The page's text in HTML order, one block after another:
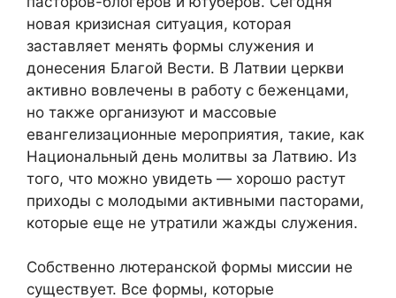
новая кризисная ситуация, которая
заставляет менять формы служения и
донесения Благой Вести. В Латвии церкви
активно вовлечены в работу с беженцами,
но также организуют и массовые
евангелизационные мероприятия, такие, как
Национальный день молитвы за Латвию. Из
того, что можно увидеть — хорошо растут
приходы с молодыми активными пасторами,
которые еще не утратили жажды служения.
Собственно лютеранской формы миссии не
существует. Все формы, которые